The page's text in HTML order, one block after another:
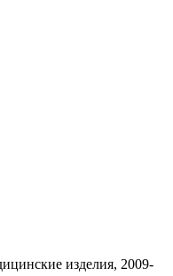
изделия, 2009-